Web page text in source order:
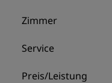
Zimmer
Service
Preis/Leistung